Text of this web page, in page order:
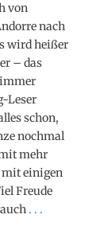
von
nach
wird heißer
– das
Leser
schon,
nochmal
mehr
mit einigen
Freude
. . .